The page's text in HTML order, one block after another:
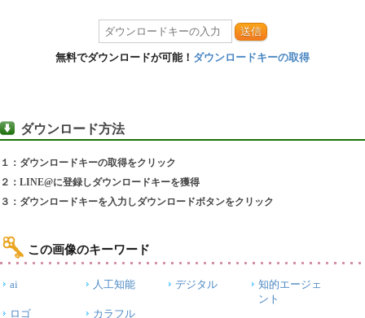
送信
無料でダウンロードが可能！ ダウンロードキーの取得
ダウンロード方法
１：ダウンロードキーの取得をクリック
２：LINE@に登録しダウンロードキーを獲得
３：ダウンロードキーを入力しダウンロードボタンをクリック
この画像のキーワード
ai 人工知能 デジタル
知的エージェ
ント
ロゴ
カラフル